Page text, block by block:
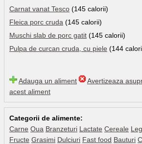
Carnat vanat Tesco (145 calorii)
Fleica porc cruda (145 calorii)
Muschi slab de porc gatit (145 calorii)
Pulpa de curcan cruda, cu piele (144
Adauga un aliment
Avertizeaza
acest aliment
Categorii de alimente:
Carne Oua Branzeturi Lactate Cereale
Fructe Grasimi Dulciuri Fast food Bauturi